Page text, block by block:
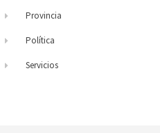
Provincia
Política
Servicios